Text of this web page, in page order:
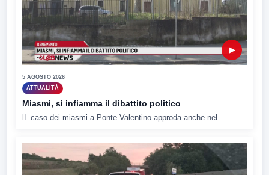
▶
5 AGOSTO 2026
ATTUALITÀ
Miasmi, si infiamma il dibattito politico
lL caso dei miasmi a Ponte Valentino approda anche nel...